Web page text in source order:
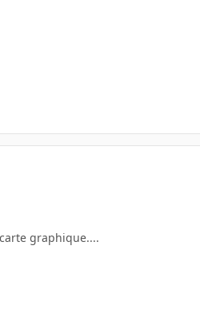
graphique....